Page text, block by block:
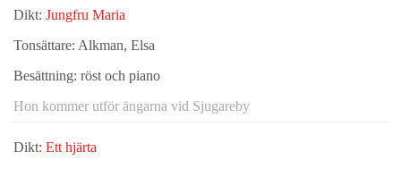
Dikt: Jungfru Maria
Tonsättare: Alkman, Elsa
Besättning: röst och piano
Hon kommer utför ängarna vid Sjugareby
Dikt: Ett hjärta